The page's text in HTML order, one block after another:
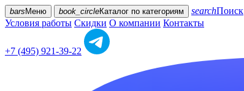
bars Меню book_circleКаталог по категориям searchПоиск
Условия работы Скидки О компании Контакты
+7 (495) 921-39-22